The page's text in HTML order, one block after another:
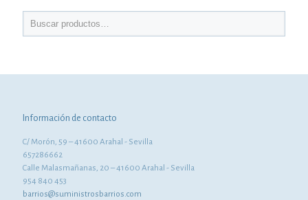
Información de contacto
C/ Morón, 59 – 41600 Arahal - Sevilla
657286662
Calle Malasmañanas, 20 – 41600 Arahal - Sevilla
954 840 453
barrios@suministrosbarrios.com